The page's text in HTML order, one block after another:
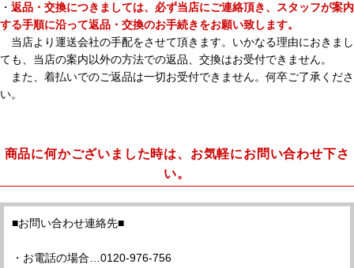
・ 返品・交換につきましては、必ず当店にご連絡頂き、スタッフが案内
する手順に沿って返品・交換のお手続きをお願い致します。
当店より運送会社の手配をさせて頂きます。いかなる理由におきまし
ても、当店の案内以外の方法での返品、交換はお受付できません。
また、着払いでのご返品は一切お受付できません。何卒ご了承くださ
い。
商品に何かございました時は、お気軽にお問い合わせ下さ
い。
■お問い合わせ連絡先■
・お電話の場合…0120-976-756